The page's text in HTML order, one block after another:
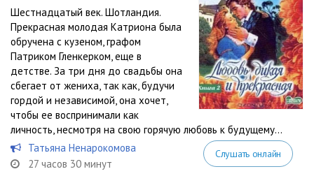
Шестнадцатый век. Шотландия.
Прекрасная молодая Катриона была
обручена с кузеном, графом
Патриком Гленкерком, еще в
детстве. За три дня до свадьбы она
сбегает от жениха, так как, будучи
гордой и независимой, она хочет,
чтобы ее воспринимали как
личность, несмотря на свою горячую любовь к будущему...
Татьяна Ненарокомова
27 часов 30 минут
Слушать онлайн